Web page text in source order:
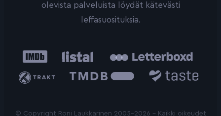
olevista palveluista löydät kätevästi
leffasuosituksia.
IMDb Listal
Trakt
Database
© Copyright Roni Laukkarinen 2005-2026 - Kaikki oikeudet